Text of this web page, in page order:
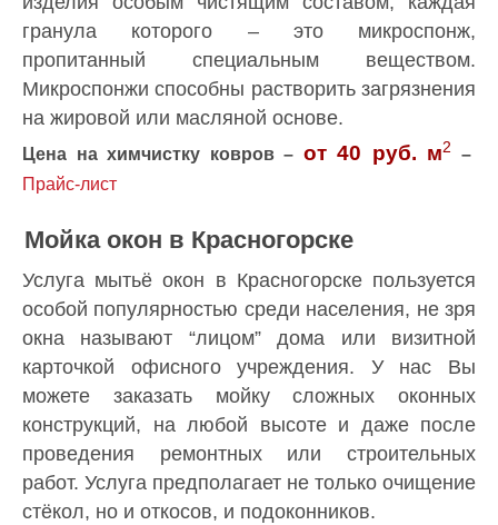
гранула которого – это микроспонж,
пропитанный специальным веществом.
Микроспонжи способны растворить загрязнения
на жировой или масляной основе.
Цена на химчистку ковров – от 40 руб. м2
–
Прайс-лист
Мойка окон в Красногорске
Услуга мытьё окон в Красногорске пользуется
особой популярностью среди населения, не зря
окна называют “лицом” дома или визитной
карточкой офисного учреждения. У нас Вы
можете заказать мойку сложных оконных
конструкций, на любой высоте и даже после
проведения ремонтных или строительных
работ. Услуга предполагает не только очищение
стёкол, но и откосов, и подоконников.